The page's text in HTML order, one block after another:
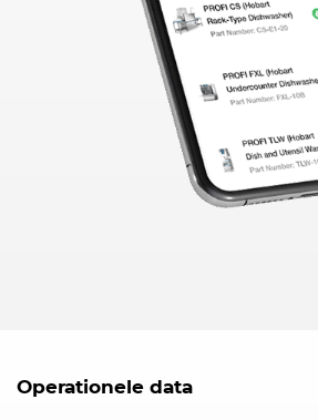
Operationele data